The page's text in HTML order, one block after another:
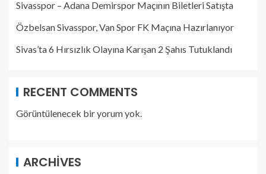
Sivasspor – Adana Demirspor Maçının Biletleri Satışta
Özbelsan Sivasspor, Van Spor FK Maçına Hazırlanıyor
Sivas’ta 6 Hırsızlık Olayına Karışan 2 Şahıs Tutuklandı
RECENT COMMENTS
Görüntülenecek bir yorum yok.
ARCHIVES